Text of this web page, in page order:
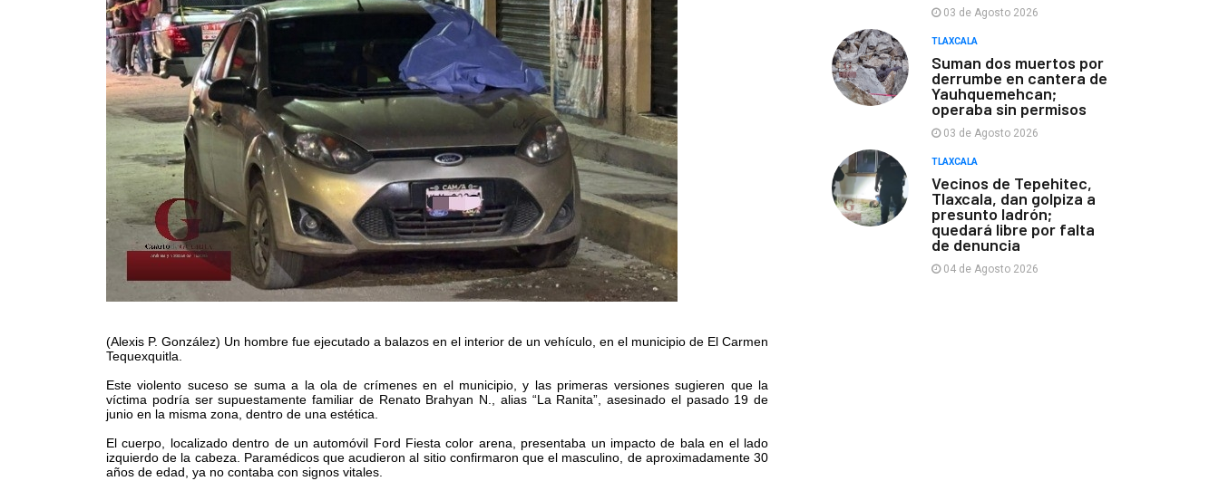
(Alexis P. González) Un hombre fue ejecutado a balazos en el interior de un vehículo, en el municipio de El Carmen
Tequexquitla.
Este violento suceso se suma a la ola de crímenes en el municipio, y las primeras versiones sugieren que la
víctima podría ser supuestamente familiar de Renato Brahyan N., alias “La Ranita”, asesinado el pasado 19 de
junio en la misma zona, dentro de una estética.
El cuerpo, localizado dentro de un automóvil Ford Fiesta color arena, presentaba un impacto de bala en el lado
izquierdo de la cabeza. Paramédicos que acudieron al sitio confirmaron que el masculino, de aproximadamente 30
años de edad, ya no contaba con signos vitales.
03 de Agosto 2026
TLAXCALA
Suman dos muertos por
derrumbe en cantera de
Yauhquemehcan;
operaba sin permisos
03 de Agosto 2026
TLAXCALA
Vecinos de Tepehitec,
Tlaxcala, dan golpiza a
presunto ladrón;
quedará libre por falta
de denuncia
04 de Agosto 2026